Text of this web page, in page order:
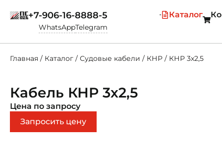
Каталог
+7-906-16-8888-5
WhatsAppTelegram
Главная / Каталог / Судовые кабели / КНР / КНР 3х2,5
Кабель КНР 3х2,5
Цена по запросу
Запросить цену